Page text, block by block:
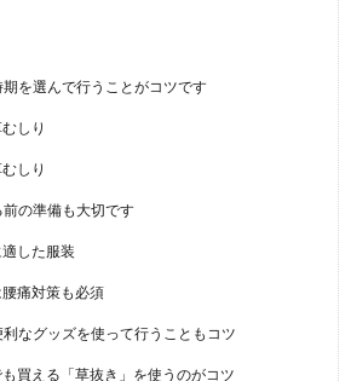
ミ箱の袋止めを手作りできるって知っていますか？
ないで過ごしたい
除をきちんとしているのに、どうしてほこりって毎
を選んで行うことがコツです
しり
しり
の準備も大切です
した服装
痛対策も必須
なグッズを使って行うこともコツ
も買える「草抜き」を使うのがコツ